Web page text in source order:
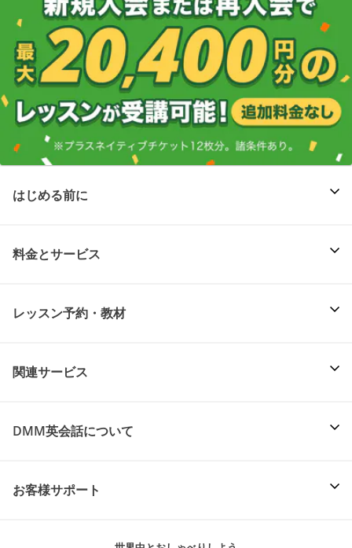
はじめる前に
料金とサービス
レッスン予約・教材
関連サービス
DMM英会話について
お客様サポート